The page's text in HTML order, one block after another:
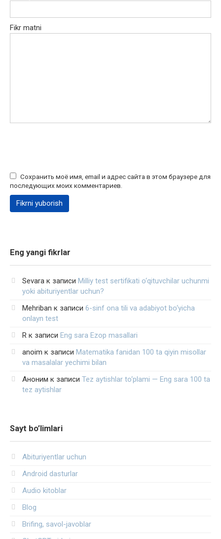
Fikr matni
Сохранить моё имя, email и адрес сайта в этом браузере для
последующих моих комментариев.
Eng yangi fikrlar
Sevara к записи Milliy test sertifikati o‘qituvchilar uchunmi
yoki abituriyentlar uchun?
Mehriban к записи 6-sinf ona tili va adabiyot bo‘yicha
onlayn test
R к записи Eng sara Ezop masallari
anoim к записи Matematika fanidan 100 ta qiyin misollar
va masalalar yechimi bilan
Аноним к записи Tez aytishlar to‘plami — Eng sara 100 ta
tez aytishlar
Sayt bo’limlari
Abituriyentlar uchun
Android dasturlar
Audio kitoblar
Blog
Brifing, savol-javoblar